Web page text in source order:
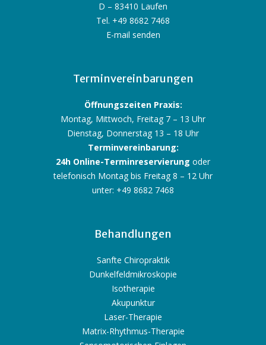
D – 83410 Laufen
Tel. +49 8682 7468
E-mail senden
Terminvereinbarungen
Öffnungszeiten Praxis:
Montag, Mittwoch, Freitag 7 – 13 Uhr
Dienstag, Donnerstag 13 – 18 Uhr
Terminvereinbarung:
24h Online-Terminreservierung oder
telefonisch Montag bis Freitag 8 – 12 Uhr
unter: +49 8682 7468
Behandlungen
Sanfte Chiropraktik
Dunkelfeldmikroskopie
Isotherapie
Akupunktur
Laser-Therapie
Matrix-Rhythmus-Therapie